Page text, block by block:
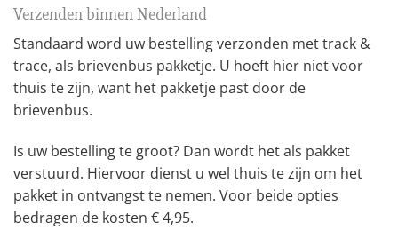
Verzenden binnen Nederland
Standaard word uw bestelling verzonden met track &
trace, als brievenbus pakketje. U hoeft hier niet voor
thuis te zijn, want het pakketje past door de
brievenbus.
Is uw bestelling te groot? Dan wordt het als pakket
verstuurd. Hiervoor dienst u wel thuis te zijn om het
pakket in ontvangst te nemen. Voor beide opties
bedragen de kosten € 4,95.